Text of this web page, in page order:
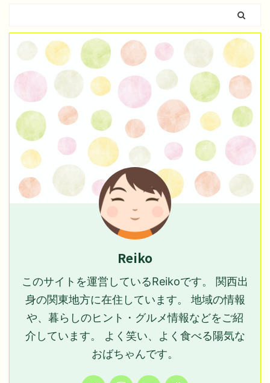
Reiko
このサイトを運営しているReikoです。 関西出
身の関東地方に在住しています。 地域の情報
や、暮らしのヒント・グルメ情報などをご紹
介しています。 よく笑い、よく食べる陽気な
おばちゃんです。